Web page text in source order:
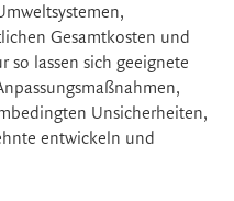
Gesamtkosten und
so lassen sich geeignete
Unsicherheiten,
entwickeln und